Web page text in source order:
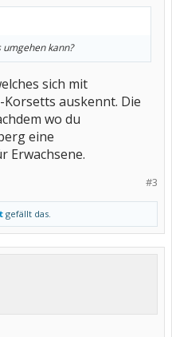
kann?
sich mit
auskennt. Die
wo du
eine
Erwachsene.
#3
gefällt das.